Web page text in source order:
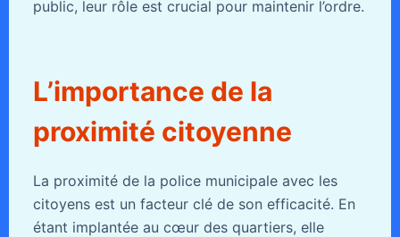
public, leur rôle est crucial pour maintenir l’ordre.
L’importance de la
proximité citoyenne
La proximité de la police municipale avec les
citoyens est un facteur clé de son efficacité. En
étant implantée au cœur des quartiers, elle